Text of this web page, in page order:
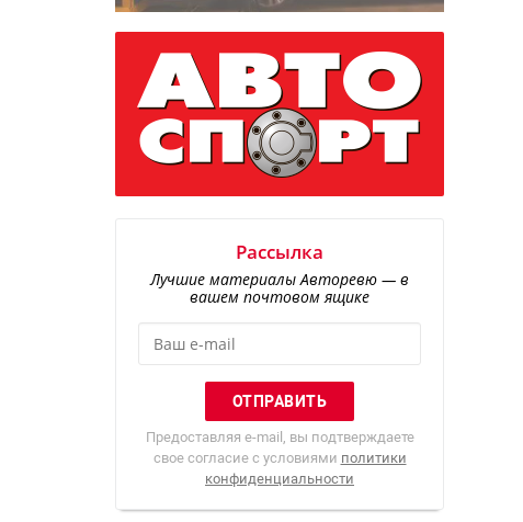
Рассылка
Лучшие материалы Авторевю — в
вашем почтовом ящике
Предоставляя e-mail, вы подтверждаете
свое согласие с условиями политики
конфиденциальности